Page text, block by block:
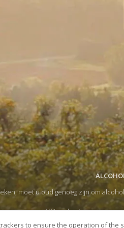
moet u oud genoeg zijn om
Wij ondersteunen een
Door op de doorgaan-pijl te
to ensure the operation of the